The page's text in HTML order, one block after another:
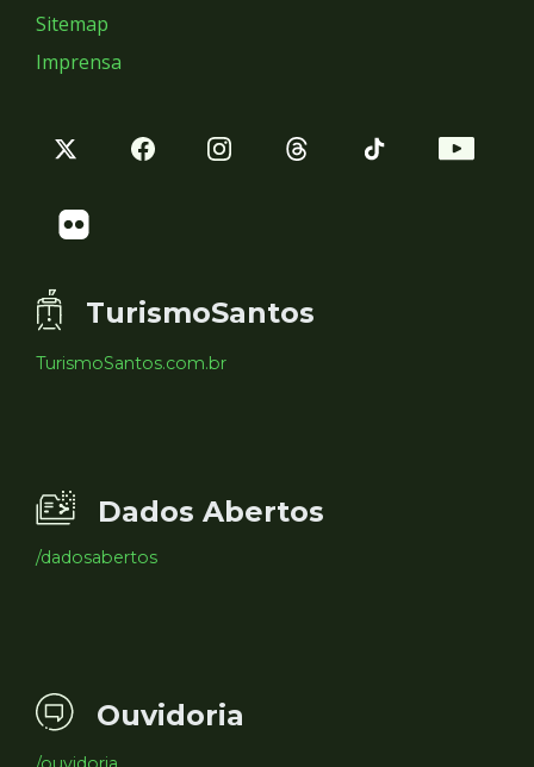
Sitemap
Imprensa
TurismoSantos
TurismoSantos.com.br
Dados Abertos
/dadosabertos
Ouvidoria